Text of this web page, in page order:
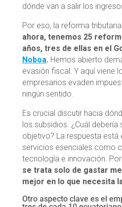
dónde van a salir los
Por eso, la reforma tributaria
ahora, tenemos 25
años, tres de ellas en el
Noboa. Hemos abierto
evasión fiscal. Y aquí viene
empresarios evaden
ningún sentido.
Es crucial discutir hacia
los subsidios. ¿Cuál debería
objetivo? La respuesta está
servicios esenciales como
tecnología e innovación.
se trata solo de gastar
mejor en lo que necesita
Otro aspecto clave es el